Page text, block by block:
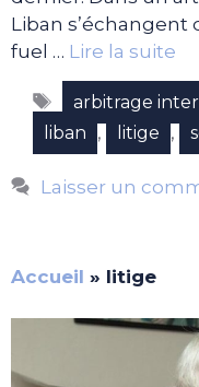
Liban s’échangent
fuel … Lire la suite
Étiquettes
arbitrage
liban , litige ,
Laisser un
Accueil » litige